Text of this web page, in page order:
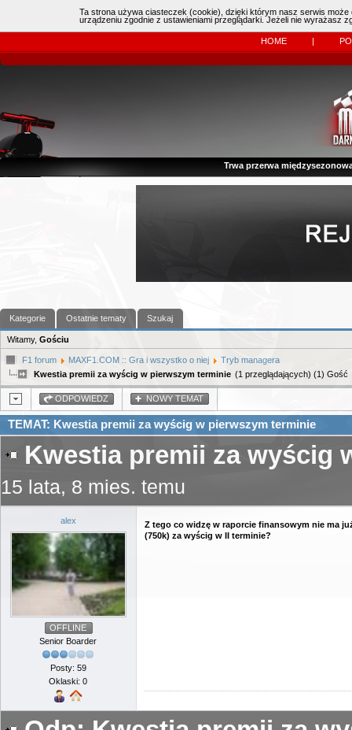
| Kierowcy: 11483dzisiaj: (0)
Online:
HOME |
Trwa przerwa
Kategorie Ostatnie tematy Szukaj
Witamy, Gościu
F1 forum MAXF1.COM :: Gra i wszystko o niej
Tryb managera
Kwestia premii za wyścig w pierwszym terminie (1 przeglądających) (1) Gość
ODPOWIEDZ NOWY TEMAT
TEMAT: Kwestia premii za wyścig w pierwszym terminie
Kwestia premii za wyścig
15 lata, 8 mies. temu
alex
OFFLINE
Senior Boarder
Posty: 59
Oklaski: 0
Z tego co widzę w raporcie finansowym nie ma
(750k) za wyścig w II terminie?
Ta strona używa ciasteczek (cookie), dzięki którym nasz serwis
urządzeniu zgodnie z ustawieniami przeglądarki. Jeżeli nie wyrażasz